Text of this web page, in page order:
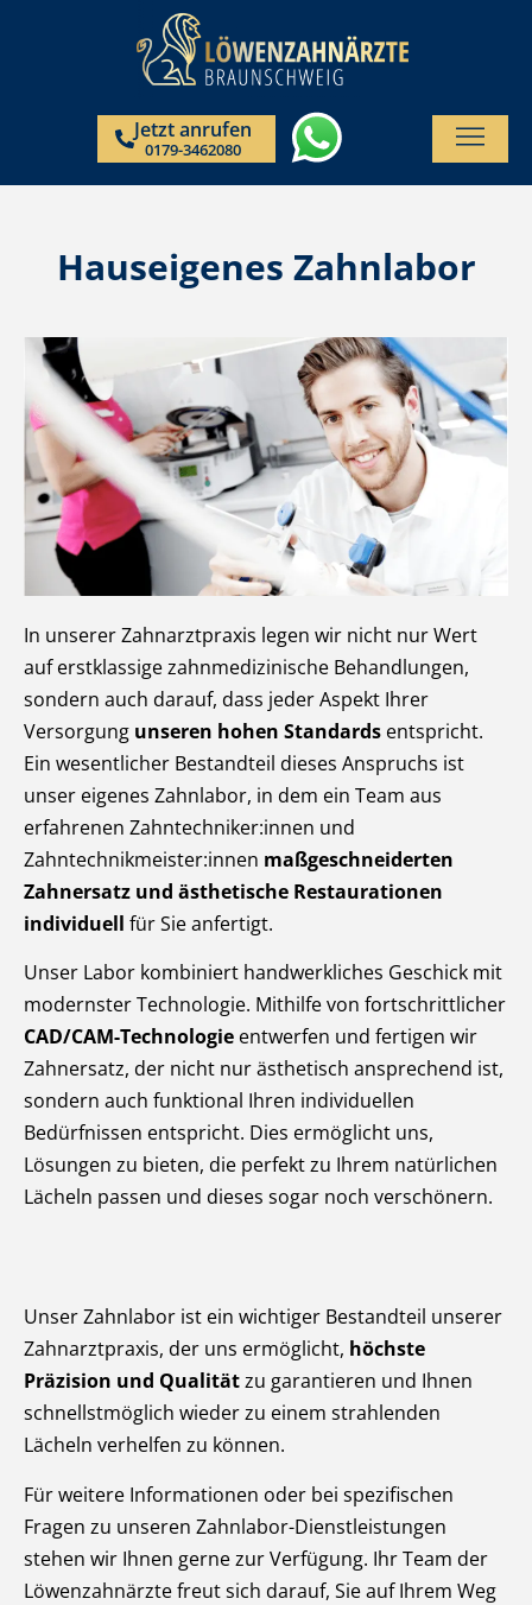
Jetzt anrufen
0179-3462080
Hauseigenes Zahnlabor
In unserer Zahnarztpraxis legen wir nicht nur Wert
auf erstklassige zahnmedizinische Behandlungen,
sondern auch darauf, dass jeder Aspekt Ihrer
Versorgung unseren hohen Standards entspricht.
Ein wesentlicher Bestandteil dieses Anspruchs ist
unser eigenes Zahnlabor, in dem ein Team aus
erfahrenen Zahntechniker:innen und
Zahntechnikmeister:innen maßgeschneiderten
Zahnersatz und ästhetische Restaurationen
individuell für Sie anfertigt.
Unser Labor kombiniert handwerkliches Geschick mit
modernster Technologie. Mithilfe von fortschrittlicher
CAD/CAM-Technologie entwerfen und fertigen wir
Zahnersatz, der nicht nur ästhetisch ansprechend ist,
sondern auch funktional Ihren individuellen
Bedürfnissen entspricht. Dies ermöglicht uns,
Lösungen zu bieten, die perfekt zu Ihrem natürlichen
Lächeln passen und dieses sogar noch verschönern.
Unser Zahnlabor ist ein wichtiger Bestandteil unserer
Zahnarztpraxis, der uns ermöglicht, höchste
Präzision und Qualitätzu garantieren und Ihnen
schnellstmöglich wieder zu einem strahlenden
Lächeln verhelfen zu können.
Für weitere Informationen oder bei spezifischen
Fragen zu unseren Zahnlabor-Dienstleistungen
stehen wir Ihnen gerne zur Verfügung. Ihr Team der
Löwenzahnärzte freut sich darauf, Sie auf Ihrem Weg